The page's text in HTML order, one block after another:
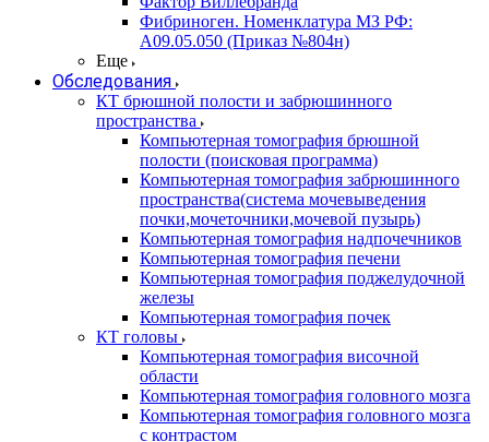
Фибриноген. Номенклатура МЗ РФ:
A09.05.050 (Приказ №804н)
Еще
Обследования
КТ брюшной полости и забрюшинного
пространства
Компьютерная томография брюшной
полости (поисковая программа)
Компьютерная томография забрюшинного
пространства(система мочевыведения
почки,мочеточники,мочевой пузырь)
Компьютерная томография надпочечников
Компьютерная томография печени
Компьютерная томография поджелудочной
железы
Компьютерная томография почек
КТ головы
Компьютерная томография височной
области
Компьютерная томография головного мозга
Компьютерная томография головного мозга
с контрастом